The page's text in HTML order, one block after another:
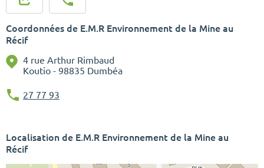
Coordonnées de E.M.R Environnement de la Mine au
Récif
4 rue Arthur Rimbaud
Koutio - 98835 Dumbéa
27 77 93
Localisation de E.M.R Environnement de la Mine au
Récif